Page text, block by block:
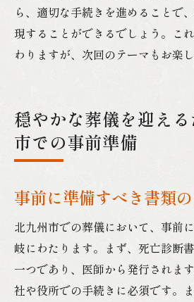
ら、適切な手続きを進めることで
現することができるでしょう。こ
わりますが、次回のテーマもお楽し
穏やかな葬儀を迎え
市での事前準備
事前に準備すべき書類
北九州市での葬儀において、事前
岐にわたります。まず、死亡診断
一つであり、医師から発行されま
社や役所での手続きに必須です。